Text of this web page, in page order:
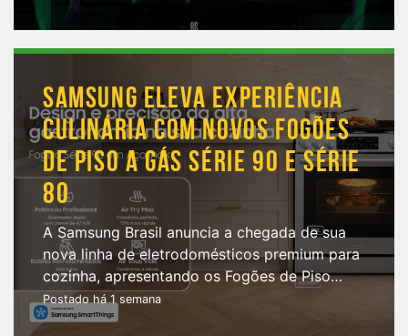
SAMSUNG ELEVA EXPERIÊNCIA
CULINÁRIA COM NOVOS FOGÕES
DE PISO A GÁS SÉRIE 90 E SÉRIE
80
A Samsung Brasil anuncia a chegada de sua
nova linha de eletrodomésticos premium para
cozinha, apresentando os Fogões de Piso…
Postado há 1 semana